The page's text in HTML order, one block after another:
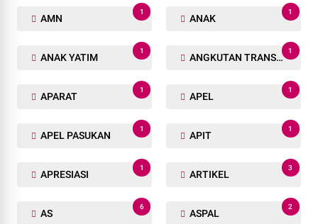
AMN
1
ANAK
1
ANAK YATIM
1
ANGKUTAN TRANSPORTASI
1
APARAT
1
APEL
1
APEL PASUKAN
1
APIT
1
APRESIASI
1
ARTIKEL
3
AS
6
ASPAL
2